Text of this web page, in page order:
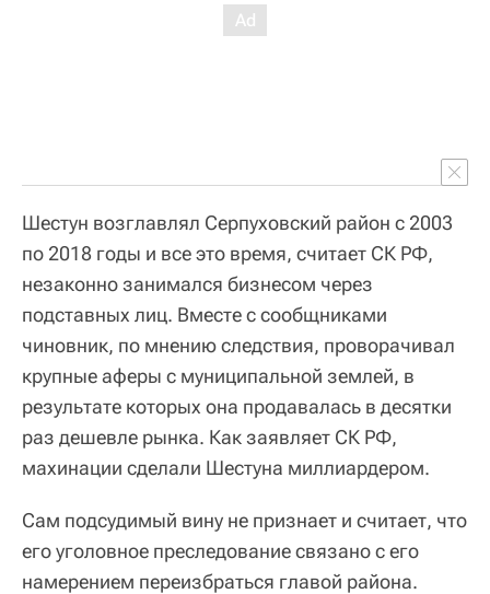
Шестун возглавлял Серпуховский район с 2003
по 2018 годы и все это время, считает СК РФ,
незаконно занимался бизнесом через
подставных лиц. Вместе с сообщниками
чиновник, по мнению следствия, проворачивал
крупные аферы с муниципальной землей, в
результате которых она продавалась в десятки
раз дешевле рынка. Как заявляет СК РФ,
махинации сделали Шестуна миллиардером.
Сам подсудимый вину не признает и считает, что
его уголовное преследование связано с его
намерением переизбраться главой района.